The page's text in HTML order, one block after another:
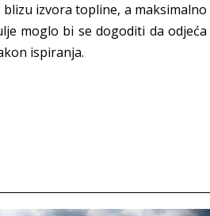
izvora topline, a maksimalno
moglo bi se dogoditi da odjeća
ispiranja.